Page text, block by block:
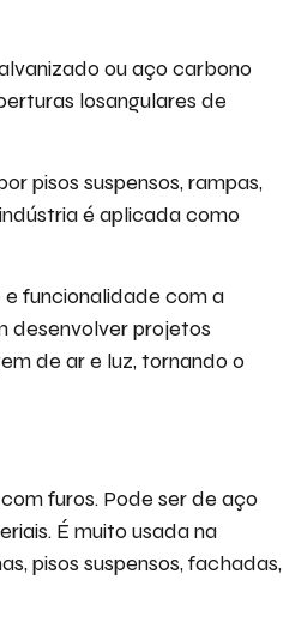
ou aço carbono
losangulares de
pisos suspensos, rampas,
é aplicada como
funcionalidade com a
desenvolver projetos
de ar e luz, tornando o
furos. Pode ser de aço
É muito usada na
pisos suspensos, fachadas,